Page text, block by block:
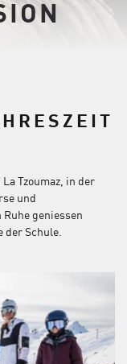
Tzoumaz, in der
und
geniessen
der Schule.